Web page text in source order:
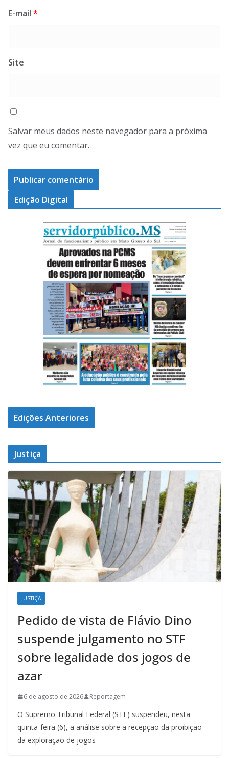
E-mail *
Site
Salvar meus dados neste navegador para a próxima
vez que eu comentar.
Edição Digital
Edições Anteriores
Justiça
JUSTIÇA
Pedido de vista de Flávio Dino
suspende julgamento no STF
sobre legalidade dos jogos de
azar
6 de agosto de 2026 Reportagem
O Supremo Tribunal Federal (STF) suspendeu, nesta
quinta-feira (6), a análise sobre a recepção da proibição
da exploração de jogos